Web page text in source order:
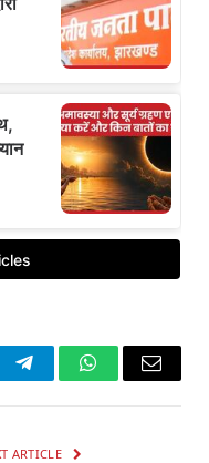
TelegramWhatsApp
Email
ARTICLE